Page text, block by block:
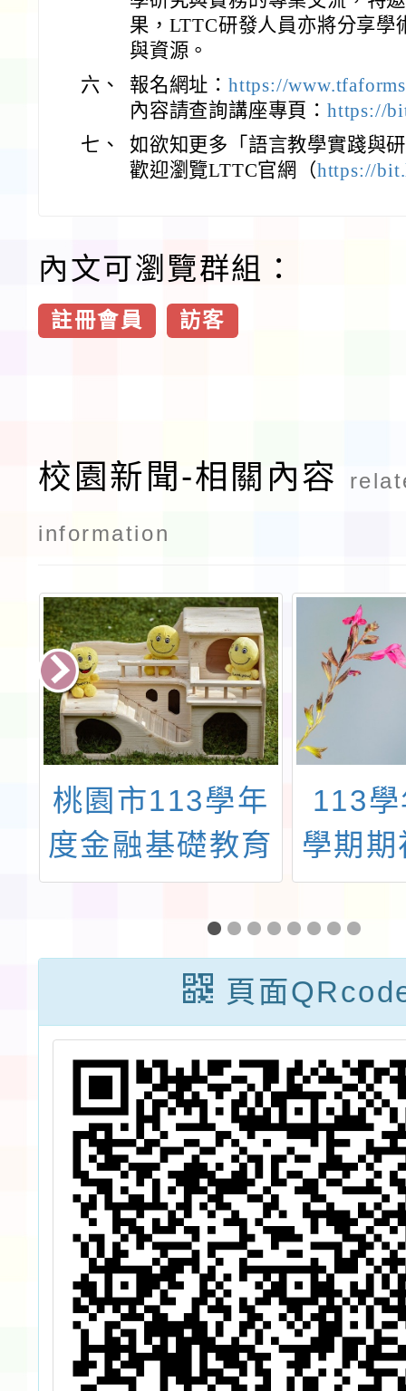
果，LTTC研發人員亦將分享學
與資源。
六、
報名網址： https://
內容請查詢講座專頁：https://
七、
如欲知更多「語言教學實踐與
歡迎瀏覽LTTC官網（https://
內文可瀏覽群組：
註冊會員 訪客
校園新聞-相關內容
information
桃園市113學年
度金融基礎教育
教學行動方案徵
選活動
113
學期
量測
測暨
嶼」
請轉
踴
頁面